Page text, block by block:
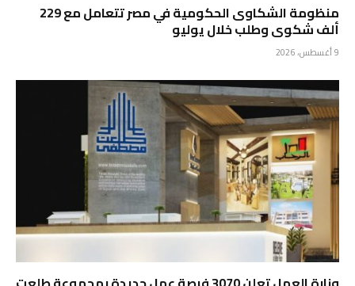
منظومة الشكاوى الحكومية في مصر تتعامل مع 229
ألف شكوى وطلب خلال يوليو
9 أغسطس، 2026